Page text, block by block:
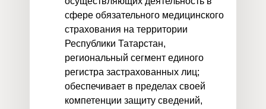
сфере обязательного медицинского
страхования на территории
Республики Татарстан,
региональный сегмент единого
регистра застрахованных лиц;
обеспечивает в пределах своей
компетенции защиту сведений,